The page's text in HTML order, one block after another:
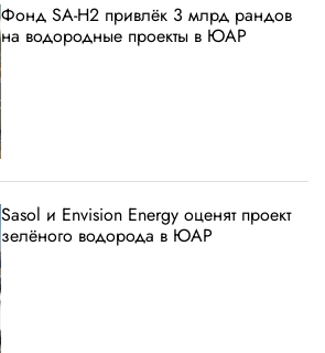
Фонд SA-H2 привлёк 3 млрд рандов
на водородные проекты в ЮАР
Sasol и Envision Energy оценят проект
зелёного водорода в ЮАР